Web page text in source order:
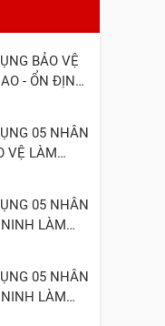
BẢO VỆ
ĐỊNH
05 NHÂN
VỆ LÀM
05 NHÂN
LÀM
05 NHÂN
LÀM